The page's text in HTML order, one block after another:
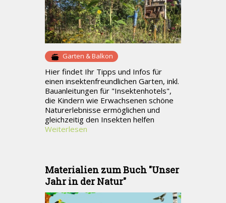
Garten & Balkon
Hier findet Ihr Tipps und Infos für
einen insektenfreundlichen Garten, inkl.
Bauanleitungen für "Insektenhotels",
die Kindern wie Erwachsenen schöne
Naturerlebnisse ermöglichen und
gleichzeitig den Insekten helfen
Weiterlesen
Materialien zum Buch "Unser
Jahr in der Natur"